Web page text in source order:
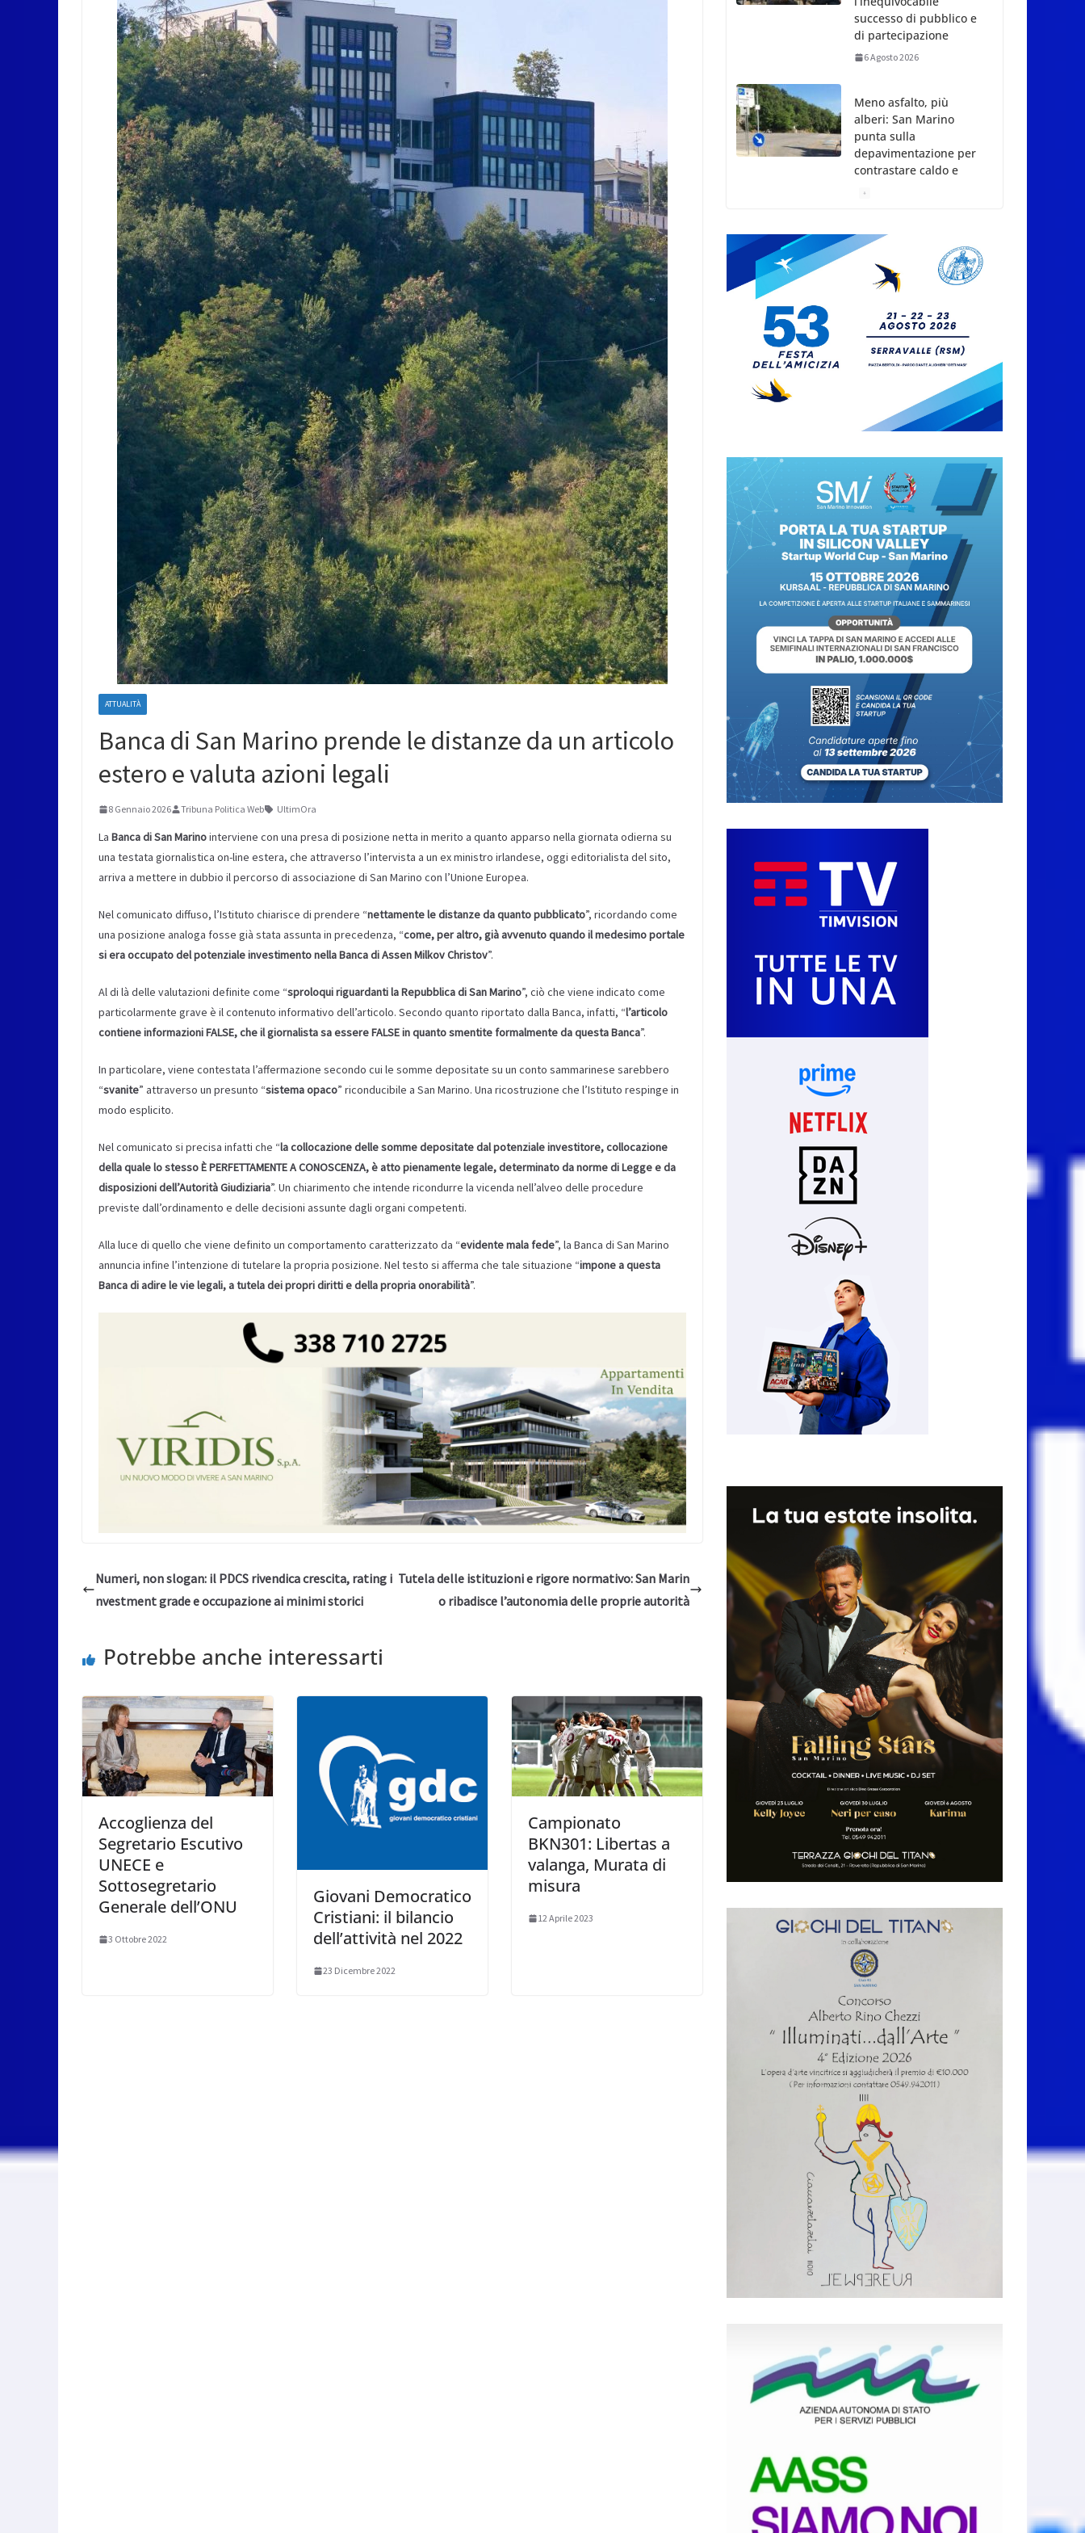
ATTUALITÀ
Banca di San Marino prende le distanze da un articolo
estero e valuta azioni legali
8 Gennaio 2026 Tribuna Politica Web UltimOra
La Banca di San Marinointerviene con una presa di posizione netta in merito a quanto apparso nella giornata odierna su
una testata giornalistica on-line estera, che attraverso l’intervista a un ex ministro irlandese, oggi editorialista del sito,
arriva a mettere in dubbio il percorso di associazione di San Marino con l’Unione Europea.
Nel comunicato diffuso, l’Istituto chiarisce di prendere “nettamente le distanze da quanto pubblicato”, ricordando come
una posizione analoga fosse già stata assunta in precedenza, “come, per altro, già avvenuto quando il medesimo portale
si era occupato del potenziale investimento nella Banca di Assen Milkov Christov”.
Al di là delle valutazioni definite come “sproloqui riguardanti la Repubblica di San Marino”, ciò che viene indicato come
particolarmente grave è il contenuto informativo dell’articolo. Secondo quanto riportato dalla Banca, infatti, “l’articolo
contiene informazioni FALSE, che il giornalista sa essere FALSE in quanto smentite formalmente da questa Banca”.
In particolare, viene contestata l’affermazione secondo cui le somme depositate su un conto sammarinese sarebbero
“svanite” attraverso un presunto “sistema opaco” riconducibile a San Marino. Una ricostruzione che l’Istituto respinge in
modo esplicito.
Nel comunicato si precisa infatti che “la collocazione delle somme depositate dal potenziale investitore, collocazione
della quale lo stesso È PERFETTAMENTE A CONOSCENZA, è atto pienamente legale, determinato da norme di Legge e da
disposizioni dell’Autorità Giudiziaria”. Un chiarimento che intende ricondurre la vicenda nell’alveo delle procedure
previste dall’ordinamento e delle decisioni assunte dagli organi competenti.
Alla luce di quello che viene definito un comportamento caratterizzato da “evidente mala fede”, la Banca di San Marino
annuncia infine l’intenzione di tutelare la propria posizione. Nel testo si afferma che tale situazione “impone a questa
Banca di adire le vie legali, a tutela dei propri diritti e della propria onorabilità”.
Numeri, non slogan: il PDCS rivendica crescita, rating i
nvestment grade e occupazione ai minimi storici
Tutela delle istituzioni e rigore normativo: San Marin
o ribadisce l’autonomia delle proprie autorità
Potrebbe anche interessarti
Accoglienza del
Segretario Escutivo
UNECE e
Sottosegretario
Generale dell’ONU
3 Ottobre 2022
Giovani Democratico
Cristiani: il bilancio
dell’attività nel 2022
23 Dicembre 2022
Campionato
BKN301: Libertas a
valanga, Murata di
misura
12 Aprile 2023
Meno asfalto, più
alberi: San Marino
punta sulla
contrastare caldo e
rischio idrogeologico
6 Agosto 2026
San Marino. USL:
l’inferno di Marcinelle
San Marino. Sindacati:
PdL famiglia, alla
prima sessione
consiliare utile deve
essere approvato
Protezione Civile San
boschivi: attivazione
della fase preliminare
di preallarme, dal 3 al
9 agosto
6 Agosto 2026